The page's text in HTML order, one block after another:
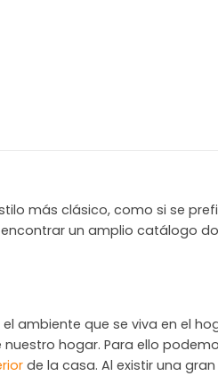
más clásico, como si se
un amplio catálogo
ambiente que se viva en el
hogar. Para ello
de la casa. Al existir una